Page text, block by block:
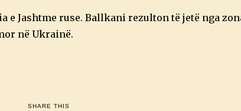
Jashtme ruse. Ballkani rezulton të jetë nga
në Ukrainë.
SHARE THIS